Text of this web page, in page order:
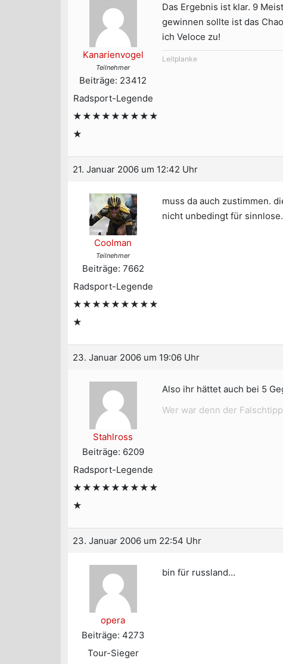
Kanarienvogel
Teilnehmer
Beiträge: 23412
Radsport-Legende
★★★★★★★★★
★
Das Ergebnis ist klar. 9
gewinnen sollte ist das
ich Veloce zu!
Leitplanke
21. Januar 2006 um 12:42 Uhr
Coolman
Teilnehmer
Beiträge: 7662
Radsport-Legende
★★★★★★★★★
★
muss da auch zustimmen.
nicht unbedingt für sinnlose.
23. Januar 2006 um 19:06 Uhr
Stahlross
Beiträge: 6209
Radsport-Legende
★★★★★★★★★
★
Also ihr hättet auch bei 5
Wer war denn der
23. Januar 2006 um 22:54 Uhr
opera
Beiträge: 4273
Tour-Sieger
bin für russland…